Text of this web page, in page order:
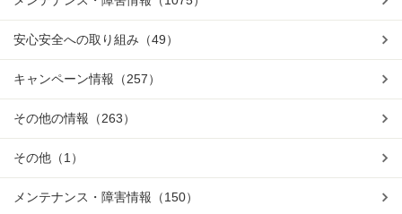
安心安全への取り組み （49）
キャンペーン情報 （257）
その他の情報 （263）
その他 （1）
メンテナンス・障害情報 （150）